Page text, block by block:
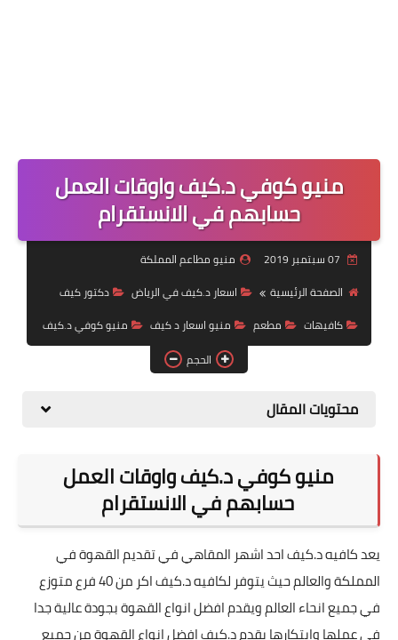
منيو كوفي د.كيف واوقات العمل
حسابهم في الانستقرام
منيو مطاعم المملكة
الصفحة الرئيسية
اسعار د.كيف في الرياض
دكتور كيف
كافيهات
مطعم منيو اسعار د كيف
منيو كوفي د.كيف
الحجم
محتويات المقال
منيو كوفي د.كيف واوقات العمل
حسابهم في الانستقرام
يعد كافيه د.كيف احد اشهر المقاهي في تقديم القهوة في
المملكة والعالم حيث يتوفر لكافيه د.كيف اكر من 40 فرع متوزع
في جميع انحاء العالم ويقدم افضل انواع القهوة بجودة عالية جدا
في عملها وابتكارها يقدم د.كيف افضل انواع القهوة من جميع